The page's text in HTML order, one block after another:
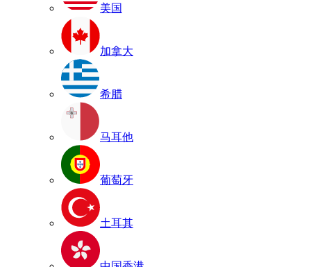
美国
加拿大
希腊
马耳他
葡萄牙
土耳其